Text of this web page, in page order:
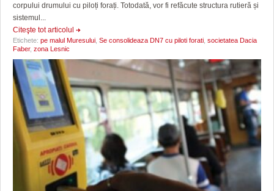
corpului drumului cu piloți forați. Totodată, vor fi refăcute structura rutieră și
sistemul...
Citeşte tot articolul
Etichete: pe malul Muresului Se consolideaza DN7 cu piloti forati societatea Dacia
Faber, zona Lesnic